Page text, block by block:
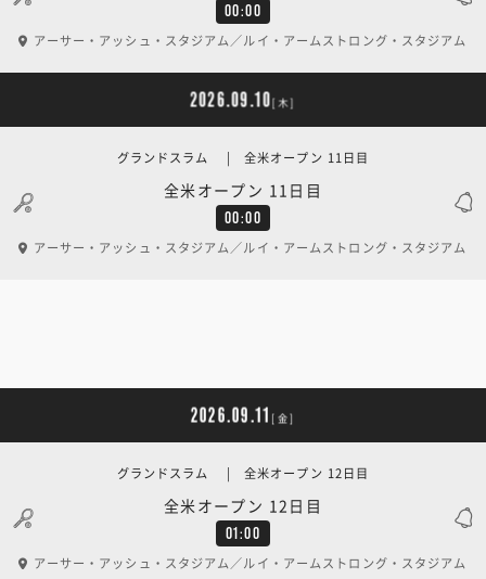
00:00
アーサー・アッシュ・スタジアム／ルイ・アームストロング・スタジアム
2026.09.10[木]
00:00
全米オープン 11日目
グランドスラム | 全米オープン 11日目
アーサー・アッシュ・スタジアム／ルイ・アームストロング・スタジアム
2026.09.11 [金]
01:00
全米オープン 12日目
グランドスラム | 全米オープン 12日目
アーサー・アッシュ・スタジアム／ルイ・アームストロング・スタジアム